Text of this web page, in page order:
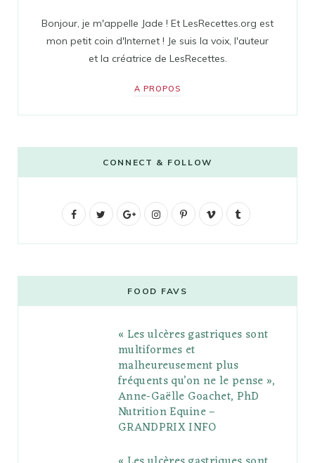
Bonjour, je m'appelle Jade ! Et LesRecettes.org est
mon petit coin d'Internet ! Je suis la voix, l'auteur
et la créatrice de LesRecettes.
A PROPOS
CONNECT & FOLLOW
F
b
t
G
l
e
P
l
s
I
a
g
r
a
P
e
r
e
s
V
o
l
r
FOOD FAVS
« Les ulcères gastriques sont
multiformes et
malheureusement plus
fréquents qu’on ne le pense »,
Anne-Gaëlle Goachet, PhD
Nutrition Equine –
GRANDPRIX INFO